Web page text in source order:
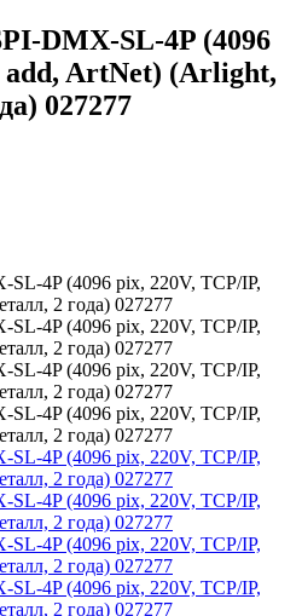
DMX-SL-4P (4096
add, ArtNet) (Arlight,
027277